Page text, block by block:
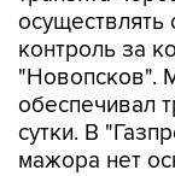
осуществлять
контроль за
"Новопсков".
обеспечивал
сутки. В
мажора нет